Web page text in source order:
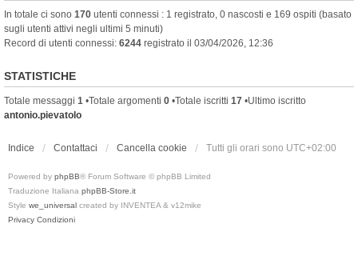
In totale ci sono 170 utenti connessi : 1 registrato, 0 nascosti e 169 ospiti (basato
sugli utenti attivi negli ultimi 5 minuti)
Record di utenti connessi: 6244 registrato il 03/04/2026, 12:36
STATISTICHE
Totale messaggi 1 •Totale argomenti 0 •Totale iscritti 17 •Ultimo iscritto
antonio.pievatolo
Indice Contattaci Cancella cookie Tutti gli orari sono UTC+02:00
Powered by phpBB® Forum Software © phpBB Limited
Traduzione Italiana phpBB-Store.it
Style we_universal created by INVENTEA & v12mike
Privacy Condizioni